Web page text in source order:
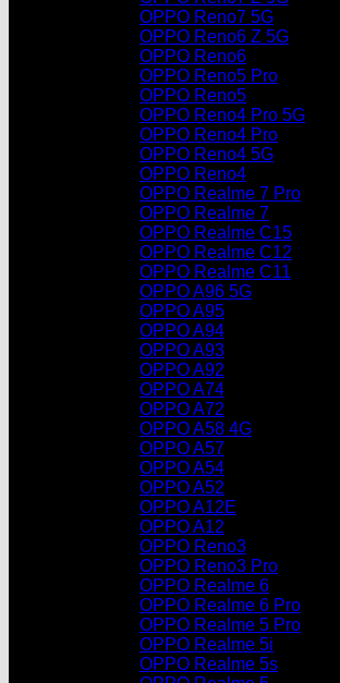
OPPO Reno7 5G
OPPO Reno6 Z 5G
OPPO Reno6
OPPO Reno5 Pro
OPPO Reno5
OPPO Reno4 Pro 5G
OPPO Reno4 Pro
OPPO Reno4 5G
OPPO Reno4
OPPO Realme 7 Pro
OPPO Realme 7
OPPO Realme C15
OPPO Realme C12
OPPO Realme C11
OPPO A96 5G
OPPO A95
OPPO A94
OPPO A93
OPPO A92
OPPO A74
OPPO A72
OPPO A58 4G
OPPO A57
OPPO A54
OPPO A52
OPPO A12E
OPPO A12
OPPO Reno3
OPPO Reno3 Pro
OPPO Realme 6
OPPO Realme 6 Pro
OPPO Realme 5 Pro
OPPO Realme 5i
OPPO Realme 5s